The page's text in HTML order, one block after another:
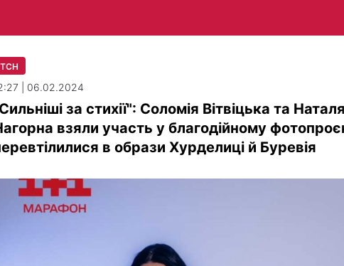
ТСН
| 06.02.2024
за стихії": Соломія Вітвіцька та
взяли участь у благодійному
в образи Хурделиці й Буревія